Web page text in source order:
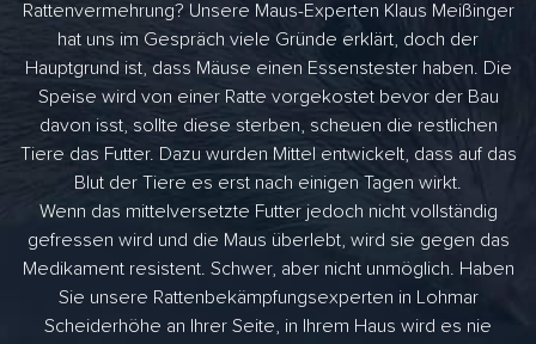
Rattenvermehrung? Unsere Maus-Experten Klaus Meißinger
hat uns im Gespräch viele Gründe erklärt, doch der
Hauptgrund ist, dass Mäuse einen Essenstester haben. Die
Speise wird von einer Ratte vorgekostet bevor der Bau
davon isst, sollte diese sterben, scheuen die restlichen
Tiere das Futter. Dazu wurden Mittel entwickelt, dass auf das
Blut der Tiere es erst nach einigen Tagen wirkt.
Wenn das mittelversetzte Futter jedoch nicht vollständig
gefressen wird und die Maus überlebt, wird sie gegen das
Medikament resistent. Schwer, aber nicht unmöglich. Haben
Sie unsere Rattenbekämpfungsexperten in Lohmar
Scheiderhöhe an Ihrer Seite, in Ihrem Haus wird es nie